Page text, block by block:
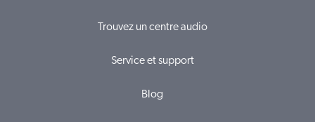
Trouvez un centre audio
Service et support
Blog